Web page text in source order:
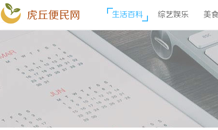
虎丘便民网 生活百科 综艺娱乐 美